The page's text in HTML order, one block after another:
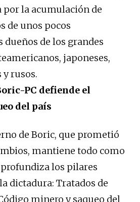
por la acumulación de
de unos pocos
de los grandes
japoneses,
y rusos.
PC defiende el
del país
de Boric, que prometió
mantiene todo como
los pilares
dictadura: Tratados de
minero y saqueo del